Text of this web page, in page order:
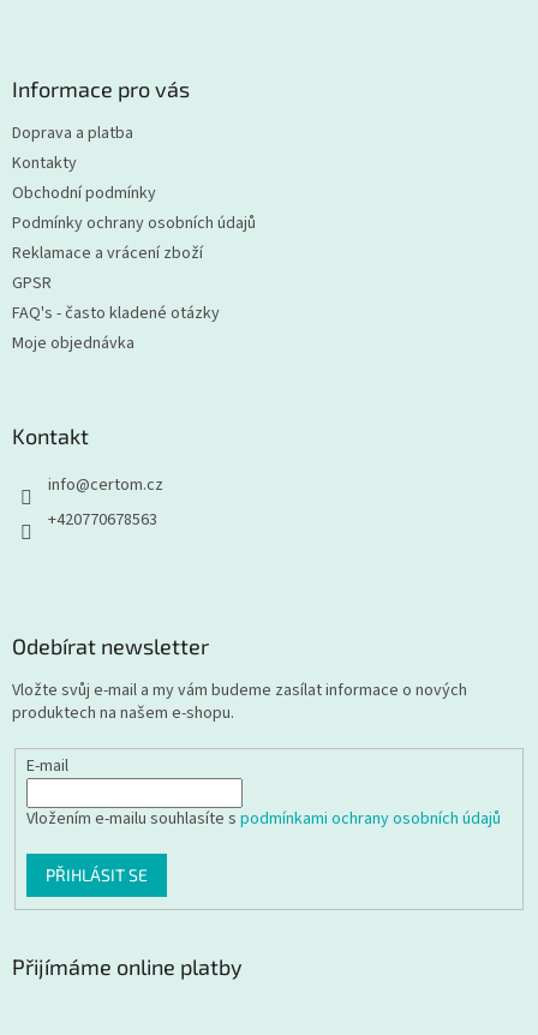
Informace pro vás
Doprava a platba
Kontakty
Obchodní podmínky
Podmínky ochrany osobních údajů
Reklamace a vrácení zboží
GPSR
FAQ's - často kladené otázky
Moje objednávka
Kontakt
info@certom.cz
+420770678563
Odebírat newsletter
Vložte svůj e-mail a my vám budeme zasílat informace o nových
produktech na našem e-shopu.
E-mail
Vložením e-mailu souhlasíte s podmínkami ochrany osobních údajů
PŘIHLÁSIT SE
Přijímáme online platby